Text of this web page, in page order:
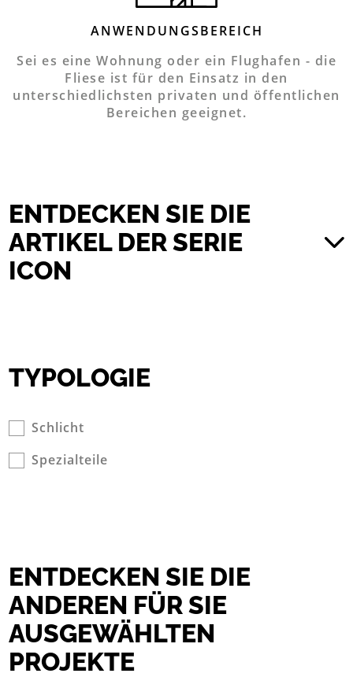
ANWENDUNGSBEREICH
Sei es eine Wohnung oder ein Flughafen - die
Fliese ist für den Einsatz in den
unterschiedlichsten privaten und öffentlichen
Bereichen geeignet.
ENTDECKEN SIE DIE
ARTIKEL DER SERIE
ICON
TYPOLOGIE
Schlicht
Spezialteile
ENTDECKEN SIE DIE
ANDEREN FÜR SIE
AUSGEWÄHLTEN
PROJEKTE